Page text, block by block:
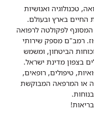
טכנולוגיה ואנושיות
החיים בארץ ובעולם.
לפקולטה לרפואה
1000 מיטות אשפוז. רמב"ם מספק שירותי
צה"ל וכוחות הביטחון, ומשמש
טיפולים, רופאים,
או המרפאה המבוקשת